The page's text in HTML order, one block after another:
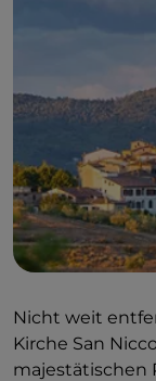
Nicht weit
Kirche San
majestätischen